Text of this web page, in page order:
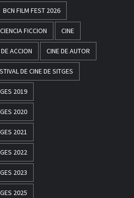
BCN FILM FEST 2026
CIENCIA FICCION CINE
ACCION CINE DE AUTOR
DE CINE DE SITGES
2019
2020
2021
2022
2023
2025